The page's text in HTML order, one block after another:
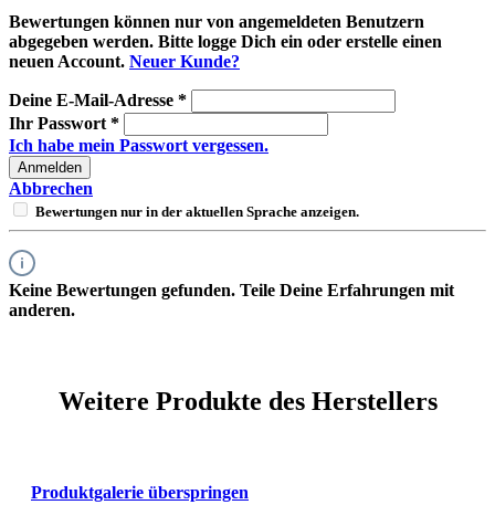
Bewertungen können nur von angemeldeten Benutzern
abgegeben werden. Bitte logge Dich ein oder erstelle einen
neuen Account. Neuer Kunde?
Deine E-Mail-Adresse *
Ihr Passwort *
Ich habe mein Passwort vergessen.
Anmelden
Abbrechen
Bewertungen nur in der aktuellen Sprache anzeigen.
Keine Bewertungen gefunden. Teile Deine Erfahrungen mit
anderen.
Weitere Produkte des Herstellers
Produktgalerie überspringen